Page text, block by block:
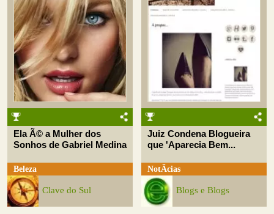
Ela Ã© a Mulher dos
Sonhos de Gabriel Medina
Beleza
Clave do Sul
Juiz Condena Blogueira
que 'Aparecia Bem...
NotÃ­cias
Blogs e Blogs